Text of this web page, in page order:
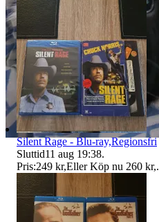
Silent Rage - Blu-ray,Regionsfri
Sluttid11 aug 19:38.
Pris:249 kr,Eller Köp nu 260 kr,.